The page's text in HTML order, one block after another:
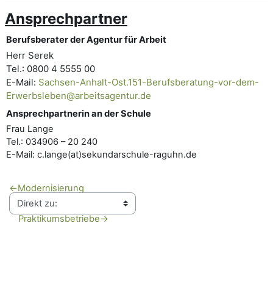
Ansprechpartner
Berufsberater der Agentur für Arbeit
Herr Serek
Tel.: 0800 4 5555 00
E-Mail: Sachsen-Anhalt-Ost.151-Berufsberatung-vor-dem-
Erwerbsleben@arbeitsagentur.de
Ansprechpartnerin an der Schule
Frau Lange
Tel.: 034906 – 20 240
E-Mail: c.lange(at)sekundarschule-raguhn.de
←Modernisierung
→
Praktikumsbetriebe